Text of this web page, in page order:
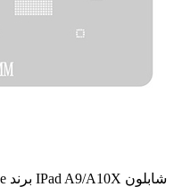
شابلون IPad A9/A10X برند Amaoe